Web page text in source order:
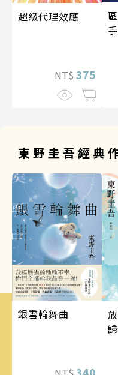
超級代理效應
NT$ 375
東野圭吾經典
銀雪輪舞曲